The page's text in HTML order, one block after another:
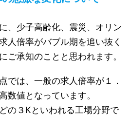
、少子高齢化、震災、オリン
人倍率がバブル期を追い抜く
ご承知のことと思われます。
では、一般の求人倍率が１．
数値となっています。
の３Kといわれる工場分野で